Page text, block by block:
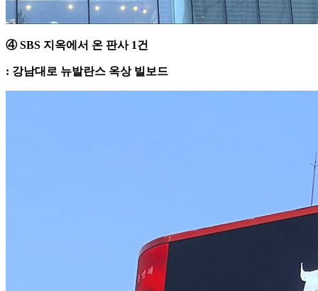
④ SBS 지옥에서 온 판사 1건
: 강남대로 뉴발란스 옥상 빌보드